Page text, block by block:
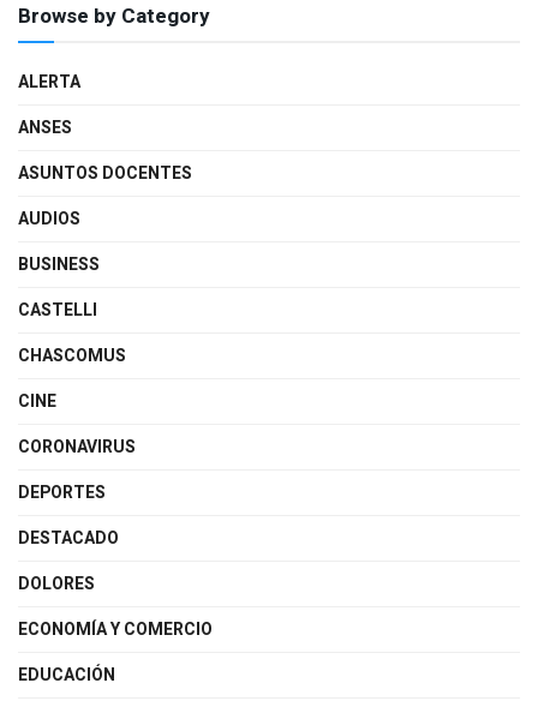
Browse by Category
ALERTA
ANSES
ASUNTOS DOCENTES
AUDIOS
BUSINESS
CASTELLI
CHASCOMUS
CINE
CORONAVIRUS
DEPORTES
DESTACADO
DOLORES
ECONOMÍA Y COMERCIO
EDUCACIÓN